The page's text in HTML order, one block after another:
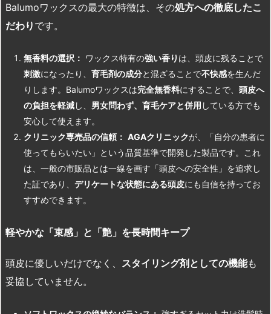
Balumoワックスの最大の特徴は、その処方への徹底したこ
だわり です。
無香料の選択： ワックス特有の強い香り は、頭皮に残ることで
刺激になったり、 育毛剤の成分と混ざることで不快感を生んだ
りします。Balumoワックスは完全無香料にすることで、 頭皮へ
の負担を軽減し、 男女問わず、育毛ケアと併用 している方でも
安心して使えます。
クリニック専売品の信頼： AGAクリニックが、「自分の患者に
使ってもらいたい」という品質基準で開発した製品です。これ
は、一般の市販品とは一線を画す「頭皮への安全性」を追求し
た証であり、 デリケートな状態にある頭皮にも自信を持ってお
すすめできます。
軽やかな「束感」と「艶」を長時間キープ
頭皮に優しいだけでなく、 スタイリング剤としての機能も
妥協していません。